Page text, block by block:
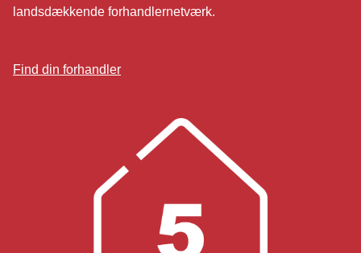
landsdækkende forhandlernetværk.
Find din forhandler